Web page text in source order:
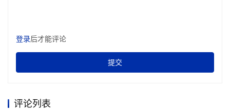
登录后才能评论
提交
评论列表